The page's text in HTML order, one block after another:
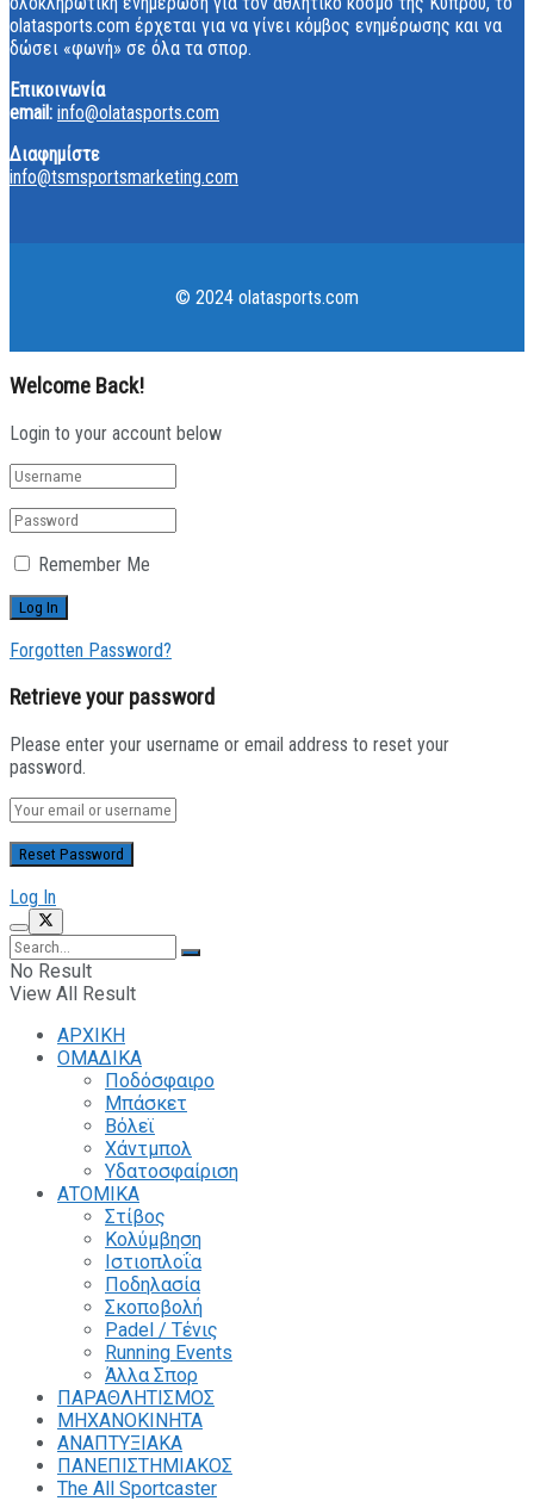
olatasports.com έρχεται για να γίνει κόμβος ενημέρωσης και να
δώσει «φωνή» σε όλα τα σπορ.
Επικοινωνία
email: info@olatasports.com
Διαφημίστε
info@tsmsportsmarketing.com
© 2024 olatasports.com
Welcome Back!
Login to your account below
Remember Me
Forgotten Password?
Retrieve your password
Please enter your username or email address to reset your
password.
Log In
No Result
View All Result
ΑΡΧΙΚΗ
ΟΜΑΔΙΚΑ
Ποδόσφαιρο
Μπάσκετ
Βόλεϊ
Χάντμπολ
Υδατοσφαίριση
ΑΤΟΜΙΚΑ
Στίβος
Κολύμβηση
Ιστιοπλοΐα
Ποδηλασία
Σκοποβολή
Padel / Τένις
Running Events
Άλλα Σπορ
ΠΑΡΑΘΛΗΤΙΣΜΟΣ
ΜΗΧΑΝΟΚΙΝΗΤΑ
ΑΝΑΠΤΥΞΙΑΚΑ
ΠΑΝΕΠΙΣΤΗΜΙΑΚΟΣ
The All Sportcaster